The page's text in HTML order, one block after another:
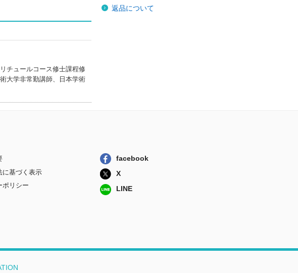
チュールコース修士課程修
大学非常勤講師、日本学術
返品について
に基づく表示
ポリシー
facebook
X
LINE